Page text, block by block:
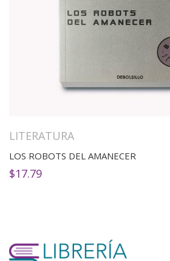
LITERATURA
LOS ROBOTS DEL AMANECER
$17.79